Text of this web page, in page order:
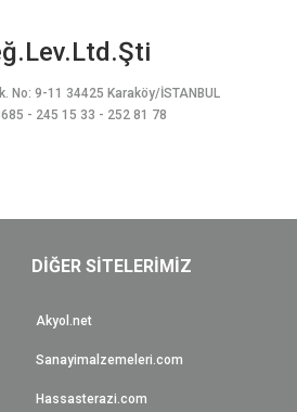
No: 9-11 34425 Karaköy/İSTANBUL
- 245 15 33 - 252 81 78
DİĞER SİTELERİMİZ
Akyol.net
Sanayimalzemeleri.com
Hassasterazi.com